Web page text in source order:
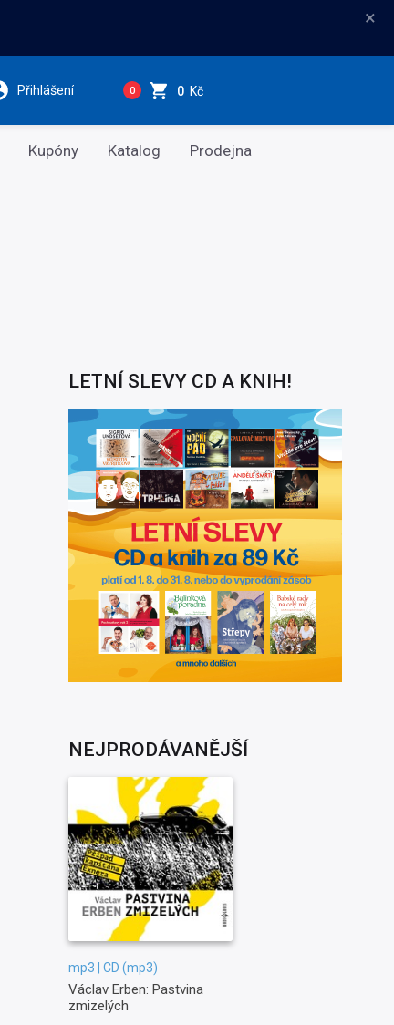
×
Přihlášení 0 0 Kč
Kupóny Katalog Prodejna
LETNÍ SLEVY CD A KNIH!
NEJPRODÁVANĚJŠÍ
mp3 | CD (mp3)
Václav Erben: Pastvina
zmizelých